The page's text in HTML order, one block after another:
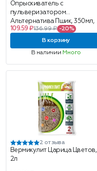
Опрыскиватель с
пульверизатором
Альтернатива Пшик, 350мл,
19.5x11x8см, прозрачный и
109.59 ₽136.99 ₽ -20%
В корзину
В наличии Много
2 отзыва
Вермикулит Царица Цветов,
2л